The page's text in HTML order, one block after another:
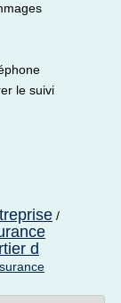
le suivi
/
d